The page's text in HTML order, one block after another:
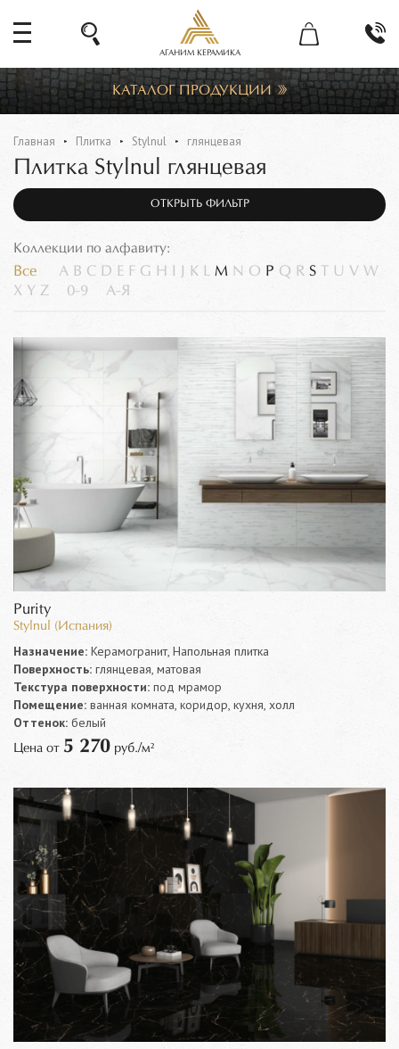
АГАНИМ КЕРАМИКА
КАТАЛОГ ПРОДУКЦИИ
Главная Плитка Stylnul глянцевая
Плитка Stylnul глянцевая
ОТКРЫТЬ ФИЛЬТР
Коллекции по алфавиту:
Все A B C D E F G H K L M N O P Q R S U V W
X Y Z 0-9 А-Я
Purity
Stylnul (Испания)
Назначение: Керамогранит, Напольная плитка
Поверхность: глянцевая, матовая
Текстура поверхности: под мрамор
Помещение: ванная комната, коридор, кухня, холл
Оттенок: белый
Цена от 5 270 руб./м²